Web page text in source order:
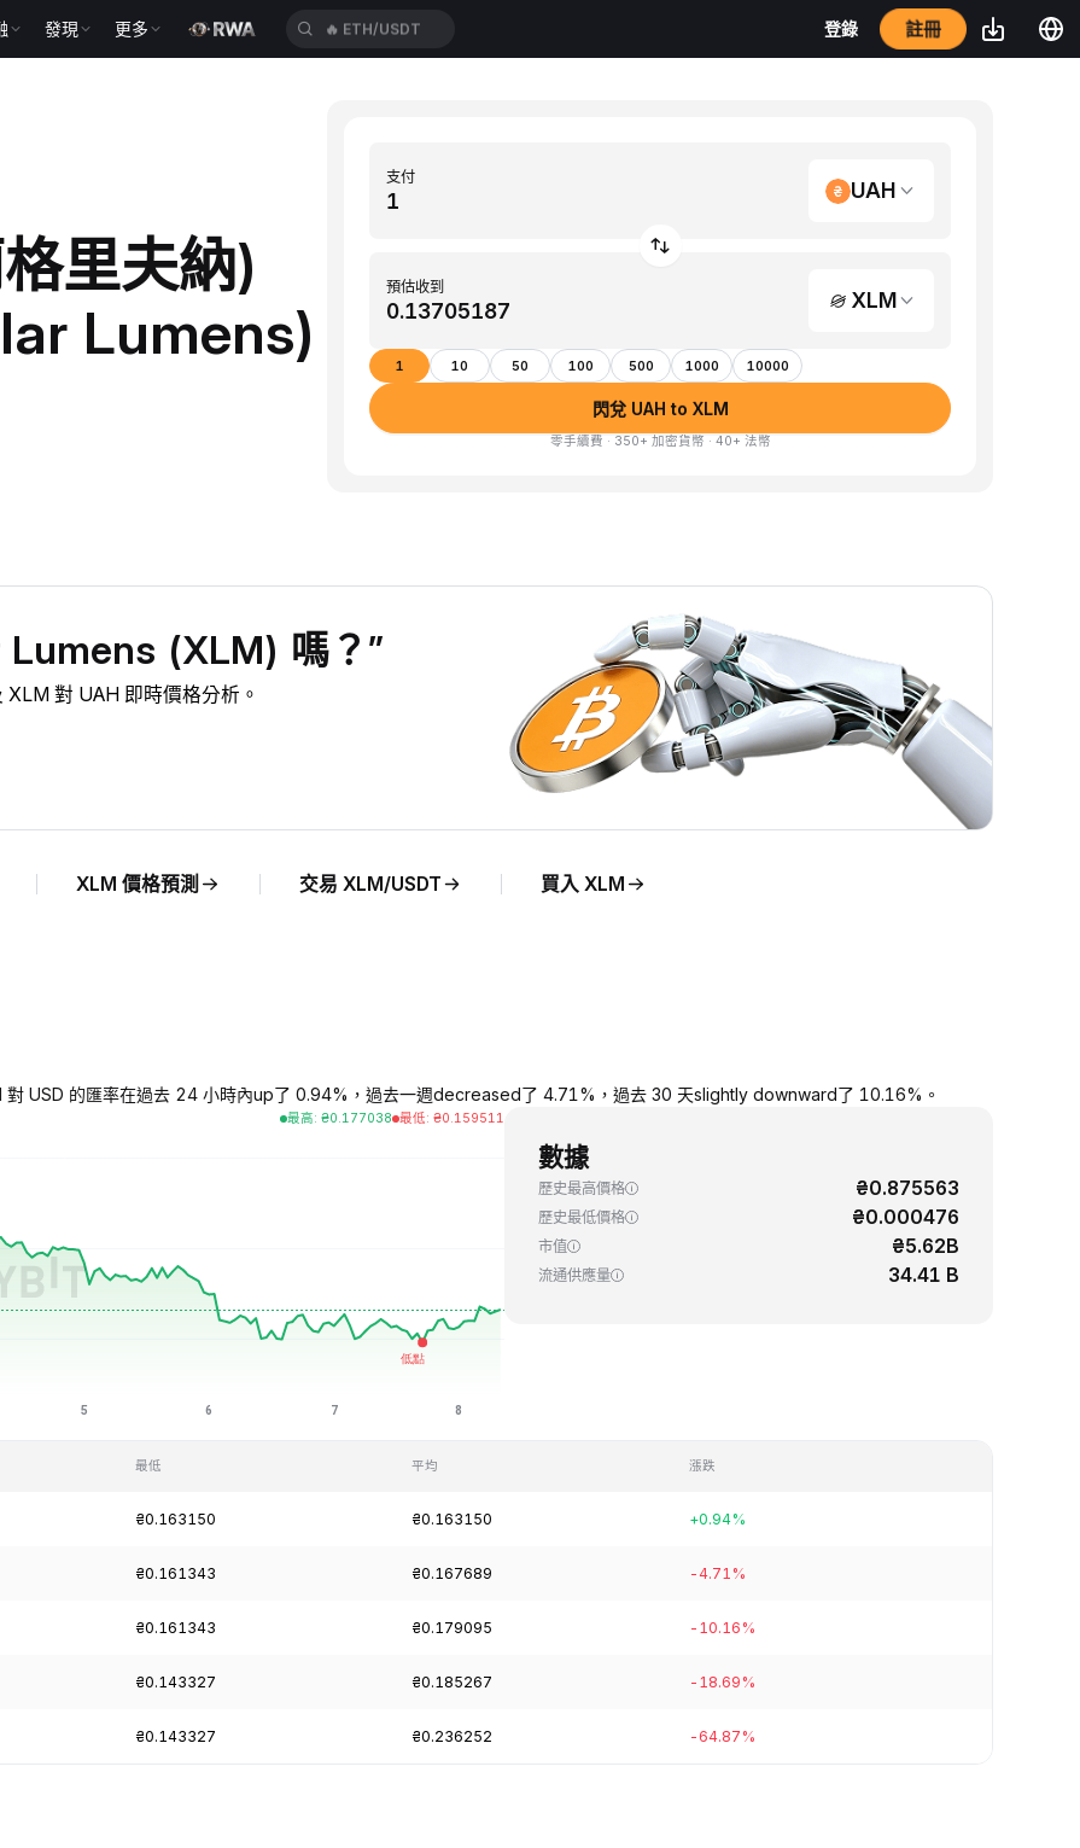
發現 更多 🔥 ETH/USDT 登錄 註冊
里夫納)
Lumens)
支付
UAH
預估收到
XLM
1 10 50 100 500 1000 10000
閃兌 UAH to XLM
零手續費 · 350+ 加密貨幣 · 40+ 法幣
(XLM) 嗎？”
對 UAH 即時價格分析。
XLM 價格預測 交易 XLM/USDT 買入 XLM
USD 的匯率在過去 24 小時內up了 0.94%，過去一週decreased了 4.71%，過去 30 天slightly downward了 10.16%。
最高: ₴0.177038 最低: ₴0.159511
數據
歷史最高價格 ₴0.875563
歷史最低價格 ₴0.000476
市值 ₴5.62B
流通供應量 34.41 B
最低 平均 漲跌
₴0.163150 ₴0.163150 +0.94%
₴0.161343 ₴0.167689 -4.71%
₴0.161343 ₴0.179095 -10.16%
₴0.143327 ₴0.185267 -18.69%
₴0.143327 ₴0.236252 -64.87%